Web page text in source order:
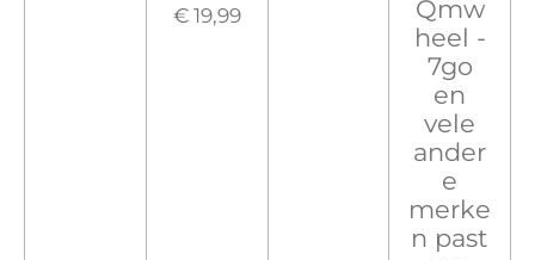
€ 19,99
Qmw
heel -
7go
en
vele
ander
e
merke
n past